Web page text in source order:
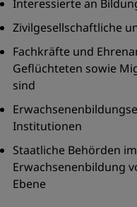
Interessierte an
Zivilgesellschaftliche
Fachkräfte und
Geflüchteten sowie
sind
Institutionen
Staatliche Behörden
Erwachsenenbildung
Ebene